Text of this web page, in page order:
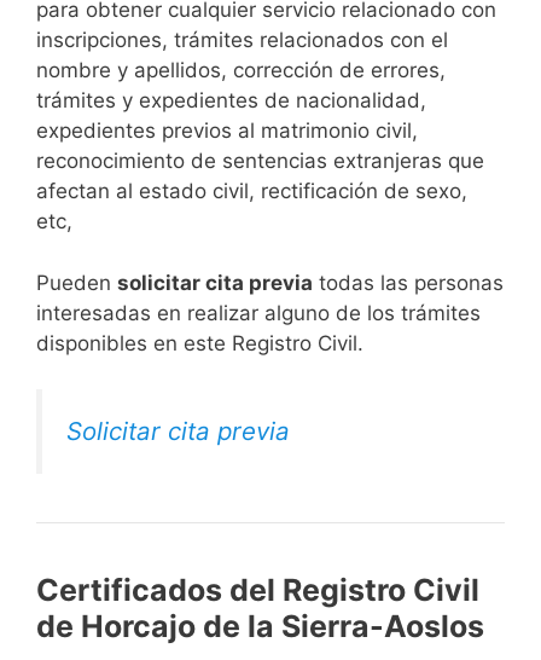
para obtener cualquier servicio relacionado con
inscripciones, trámites relacionados con el
nombre y apellidos, corrección de errores,
trámites y expedientes de nacionalidad,
expedientes previos al matrimonio civil,
reconocimiento de sentencias extranjeras que
afectan al estado civil, rectificación de sexo,
etc,
​Pueden solicitar cita previa todas las personas
interesadas en realizar alguno de los trámites
disponibles en este Registro Civil.​
Solicitar cita previa
Certificados del Registro Civil
de Horcajo de la Sierra-Aoslos